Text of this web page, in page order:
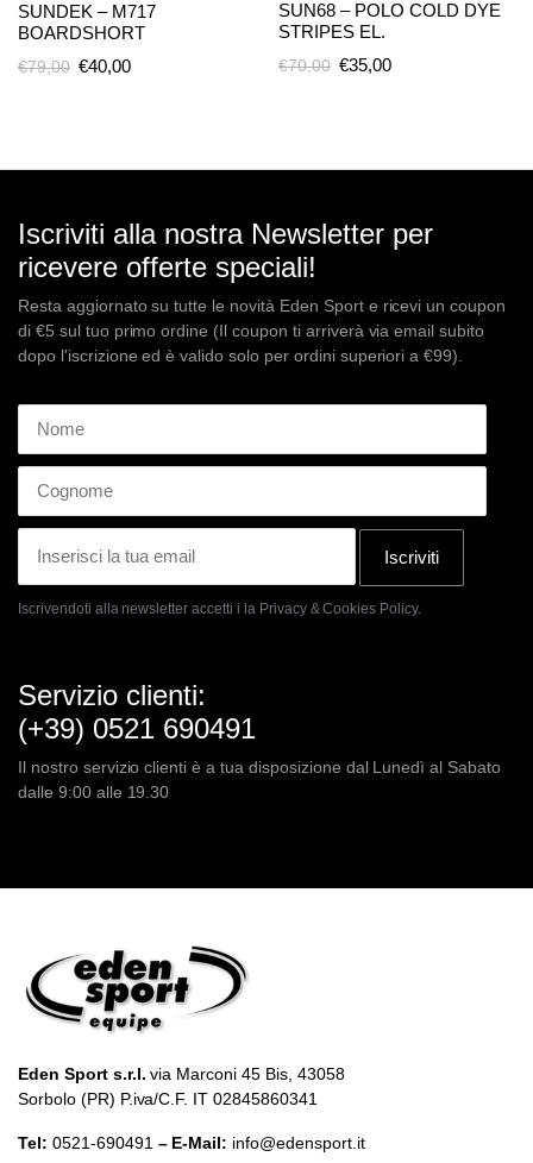
SUNDEK – M717
BOARDSHORT
€79,00 Il
€79,00.
€40,00Il
€40,00.
SUN68 – POLO COLD DYE
STRIPES EL.
€70,00 Il
€70,00.
€35,00Il
€35,00.
Iscriviti alla nostra Newsletter per
ricevere offerte speciali!
Resta aggiornato su tutte le novità Eden Sport e ricevi un coupon
di €5 sul tuo primo ordine (Il coupon ti arriverà via email subito
dopo l'iscrizione ed è valido solo per ordini superiori a €99).
Iscriviti
Iscrivendoti alla newsletter accetti i la Privacy & Cookies Policy.
Servizio clienti:
(+39) 0521 690491
Il nostro servizio clienti è a tua disposizione dal Lunedì al Sabato
dalle 9:00 alle 19.30
Eden Sport s.r.l. via Marconi 45 Bis, 43058
Sorbolo (PR) P.iva/C.F. IT 02845860341
Tel: 0521-690491 – E-Mail: info@edensport.it